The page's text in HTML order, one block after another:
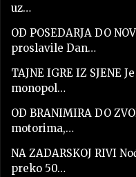
uz…
OD POSEDARJA DO
proslavile Dan…
TAJNE IGRE IZ SJENE
monopol…
OD BRANIMIRA DO
motorima,…
NA ZADARSKOJ RIVI
preko 50…